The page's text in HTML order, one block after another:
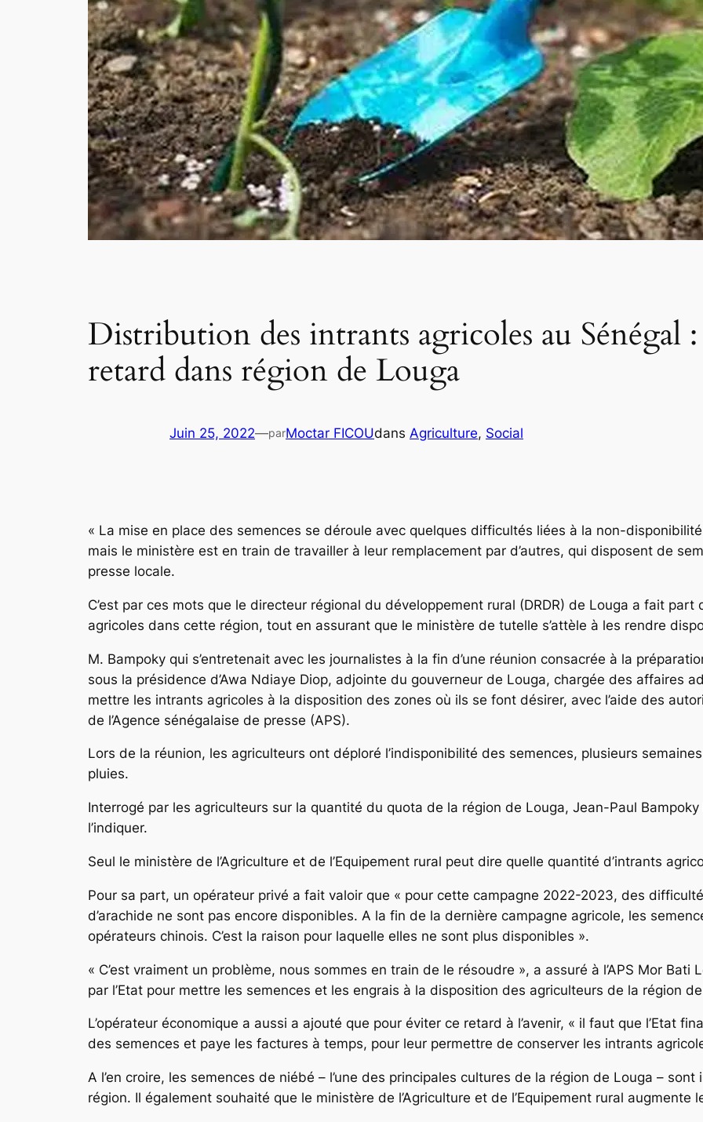
Distribution des intrants agricoles au Sénégal
retard dans région de Louga
Juin 25, 2022—parMoctar FICOUdans Agriculture, Social
« La mise en place des semences se déroule avec quelques difficultés liées à la non-
mais le ministère est en train de travailler à leur remplacement par d’autres, qui disposent de
presse locale.
C’est par ces mots que le directeur régional du développement rural (DRDR) de Louga a fait
agricoles dans cette région, tout en assurant que le ministère de tutelle s’attèle à les rendre
M. Bampoky qui s’entretenait avec les journalistes à la fin d’une réunion consacrée à la
sous la présidence d’Awa Ndiaye Diop, adjointe du gouverneur de Louga, chargée des affaires
mettre les intrants agricoles à la disposition des zones où ils se font désirer, avec l’aide des
de l’Agence sénégalaise de presse (APS).
Lors de la réunion, les agriculteurs ont déploré l’indisponibilité des semences, plusieurs
pluies.
Interrogé par les agriculteurs sur la quantité du quota de la région de Louga, Jean-Paul Bampoky
l’indiquer.
Seul le ministère de l’Agriculture et de l’Equipement rural peut dire quelle quantité d’intrants
Pour sa part, un opérateur privé a fait valoir que « pour cette campagne 2022-2023, des
d’arachide ne sont pas encore disponibles. A la fin de la dernière campagne agricole, les
opérateurs chinois. C’est la raison pour laquelle elles ne sont plus disponibles ».
« C’est vraiment un problème, nous sommes en train de le résoudre », a assuré à l’APS Mor
par l’Etat pour mettre les semences et les engrais à la disposition des agriculteurs de la région
L’opérateur économique a aussi a ajouté que pour éviter ce retard à l’avenir, « il faut que l’Etat
des semences et paye les factures à temps, pour leur permettre de conserver les intrants
A l’en croire, les semences de niébé – l’une des principales cultures de la région de Louga –
région. Il également souhaité que le ministère de l’Agriculture et de l’Equipement rural